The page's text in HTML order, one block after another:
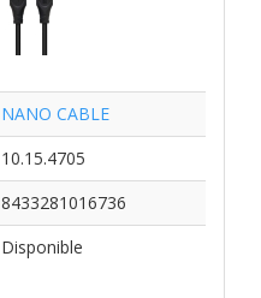
NANO CABLE
10.15.4705
8433281016736
Disponible